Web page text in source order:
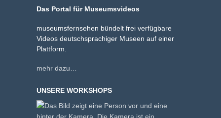
Das Portal für Museumsvideos
museumsfernsehen bündelt frei verfügbare
Videos deutschsprachiger Museen auf einer
Plattform.
mehr dazu…
UNSERE WORKSHOPS